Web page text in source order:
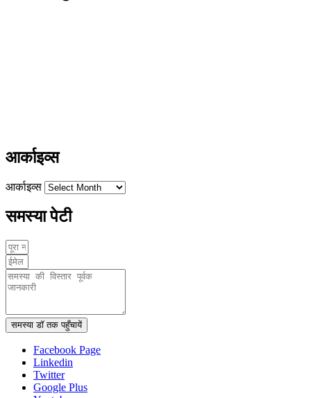
आर्काइव्स
आर्काइव्स
समस्या पेटी
समस्या डॉ तक पहुँचायें
Facebook Page
Linkedin
Twitter
Google Plus